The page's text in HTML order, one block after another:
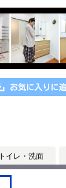
トイレ・洗面